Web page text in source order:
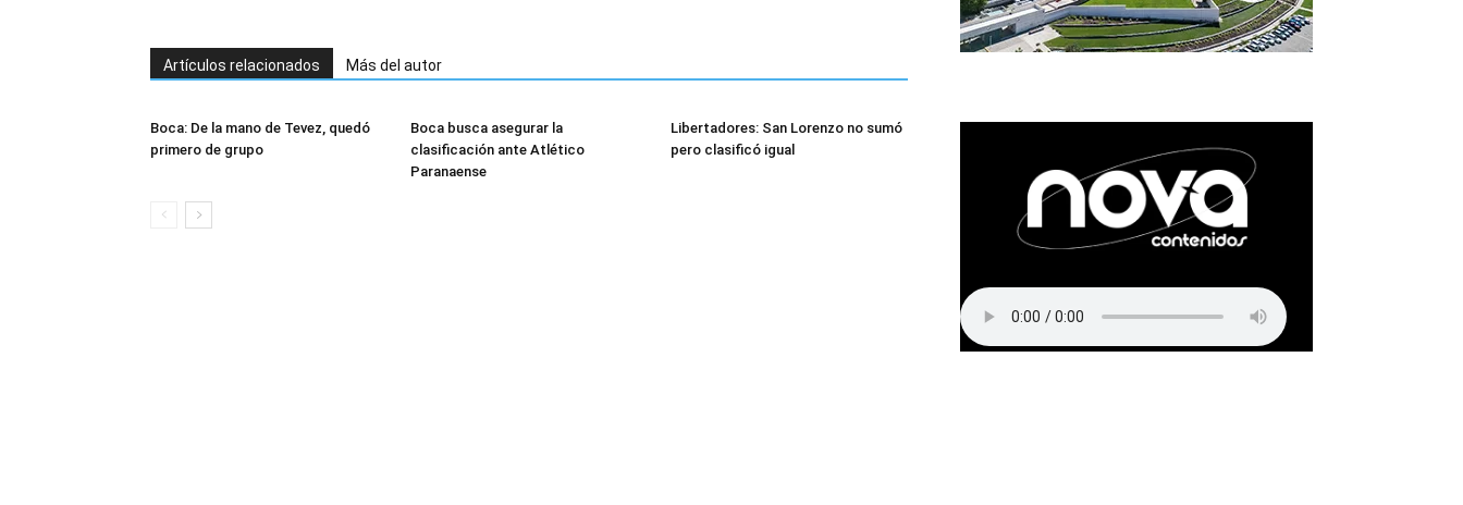
Artículos relacionados Más del autor
Boca: De la mano de Tevez, quedó
primero de grupo
Boca busca asegurar la
clasificación ante Atlético
Paranaense
Libertadores: San Lorenzo no sumó
pero clasificó igual